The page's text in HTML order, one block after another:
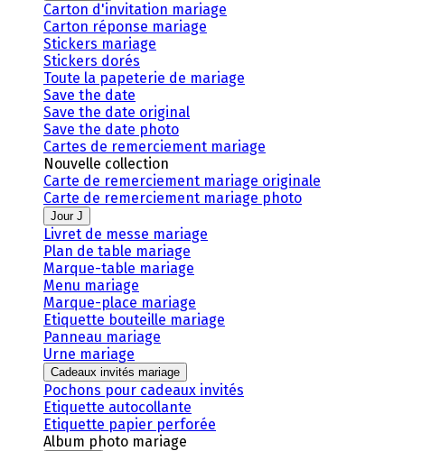
Carton d'invitation mariage
Carton réponse mariage
Stickers mariage
Stickers dorés
Toute la papeterie de mariage
Save the date
Save the date original
Save the date photo
Cartes de remerciement mariage
Nouvelle collection
Carte de remerciement mariage originale
Carte de remerciement mariage photo
Jour J
Livret de messe mariage
Plan de table mariage
Marque-table mariage
Menu mariage
Marque-place mariage
Etiquette bouteille mariage
Panneau mariage
Urne mariage
Cadeaux invités mariage
Pochons pour cadeaux invités
Etiquette autocollante
Etiquette papier perforée
Album photo mariage